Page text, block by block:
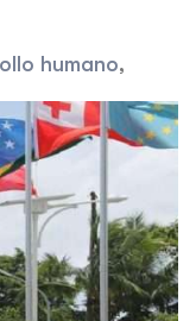
humano,